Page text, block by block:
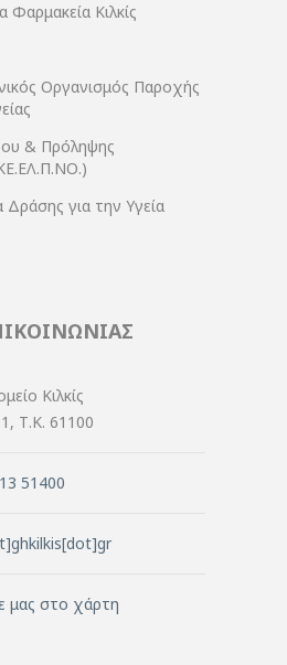
Κιλκίς
Οργανισμός Παροχής
& Πρόληψης
Δράσης για την Υγεία
Κιλκίς
Τ.Κ. 61100
51400
μας στο χάρτη